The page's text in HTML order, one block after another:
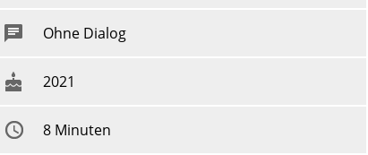
Ohne Dialog
2021
8 Minuten